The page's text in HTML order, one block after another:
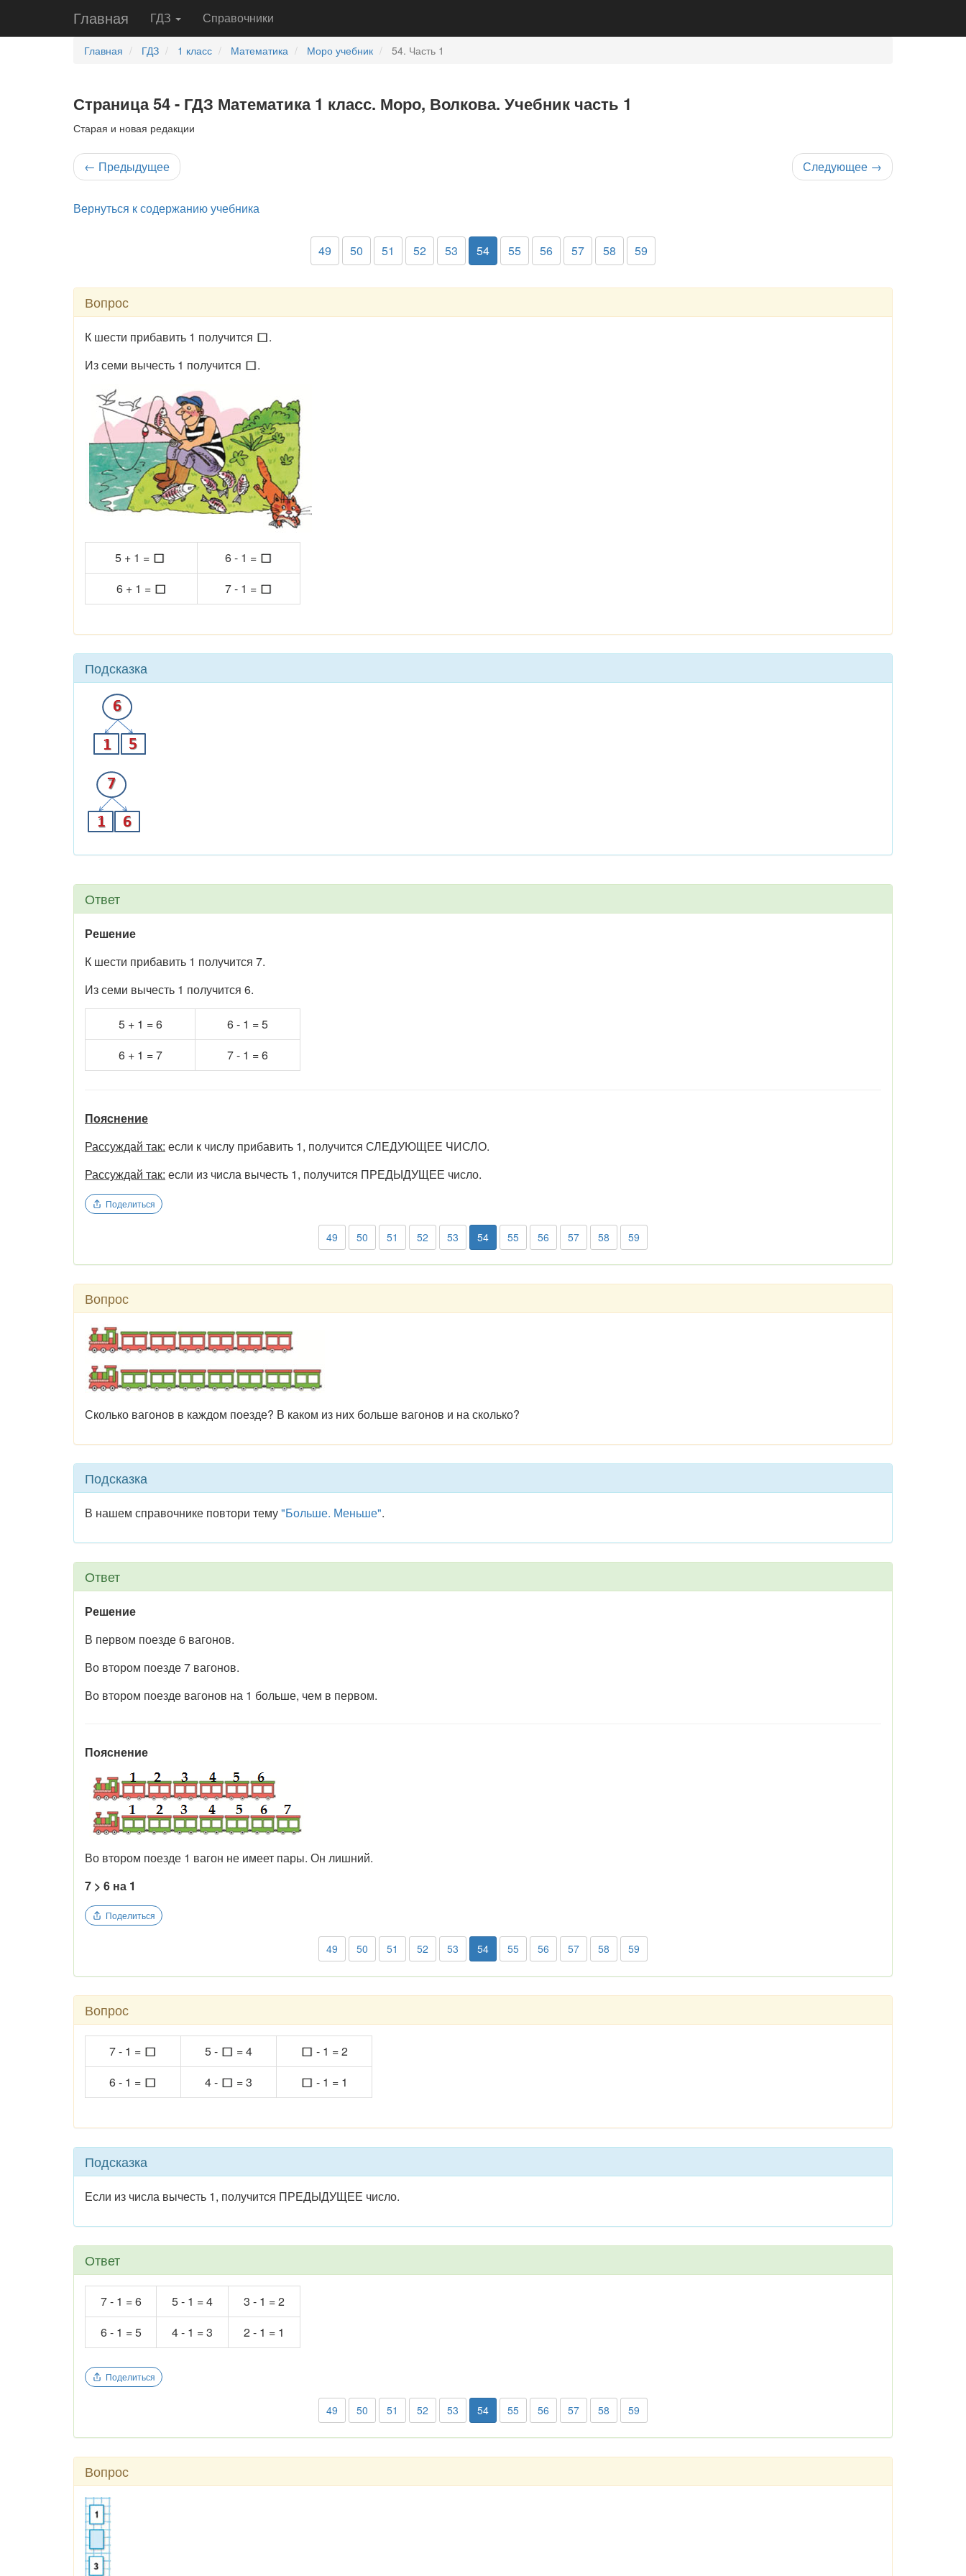
Главная ГДЗ Справочники
Главная ГДЗ 1 класс Математика Моро учебник 54. Часть 1
Страница 54 - ГДЗ Математика 1 класс. Моро, Волкова. Учебник часть 1
Старая и новая редакции
← Предыдущее Следующее →
Вернуться к содержанию учебника
49 50 51 52 53 54 55 56 57 58 59
Вопрос
К шести прибавить 1 получится
.
Из семи вычесть 1 получится
.
5 + 1 =
6 - 1 =
6 + 1 =
7 - 1 =
Подсказка
Ответ
Решение
К шести прибавить 1 получится 7.
Из семи вычесть 1 получится 6.
5 + 1 = 6
6 - 1 = 5
6 + 1 = 7
7 - 1 = 6
Пояснение
Рассуждай так: если к числу прибавить 1, получится СЛЕДУЮЩЕЕ ЧИСЛО.
Рассуждай так: если из числа вычесть 1, получится ПРЕДЫДУЩЕЕ число.
Поделиться
49 50 51 52 53 54 55 56 57 58 59
Вопрос
Сколько вагонов в каждом поезде? В каком из них больше вагонов и на сколько?
Подсказка
В нашем справочнике повтори тему"Больше. Меньше".
Ответ
Решение
В первом поезде 6 вагонов.
Во втором поезде 7 вагонов.
Во втором поезде вагонов на 1 больше, чем в первом.
Пояснение
Во втором поезде 1 вагон не имеет пары. Он лишний.
7 > 6 на 1
Поделиться
49 50 51 52 53 54 55 56 57 58 59
Вопрос
7 - 1 = 5 - = 4
- 1 = 2
6 - 1 =
4 - = 3 - 1 = 1
Подсказка
Если из числа вычесть 1, получится ПРЕДЫДУЩЕЕ число.
Ответ
7 - 1 = 6 5 - 1 = 4
3 - 1 = 2
6 - 1 = 5
4 - 1 = 3 2 - 1 = 1
Поделиться
49 50 51 52 53 54 55 56 57 58 59
Вопрос